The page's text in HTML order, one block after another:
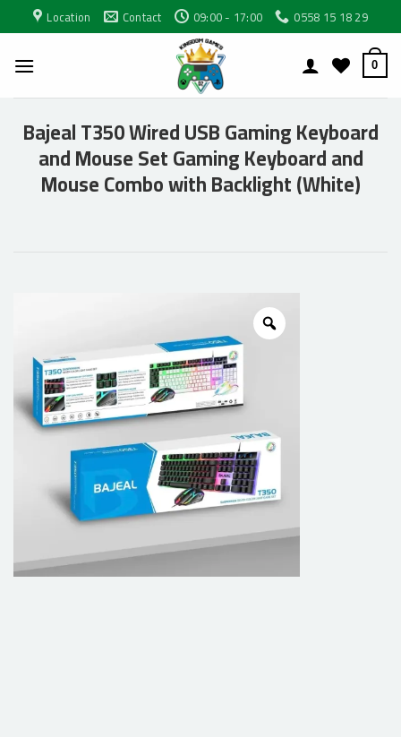
Passer
au
contenu
Location Contact 09:00 - 17:00 0558 15 18 29
0
Bajeal T350 Wired USB Gaming Keyboard
and Mouse Set Gaming Keyboard and
Mouse Combo with Backlight (White)